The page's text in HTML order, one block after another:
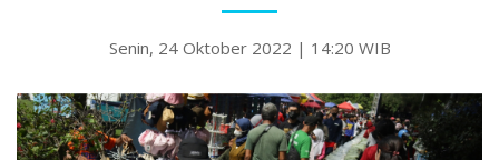
Senin, 24 Oktober 2022 | 14:20 WIB